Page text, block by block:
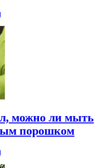
можно ли мыть
порошком